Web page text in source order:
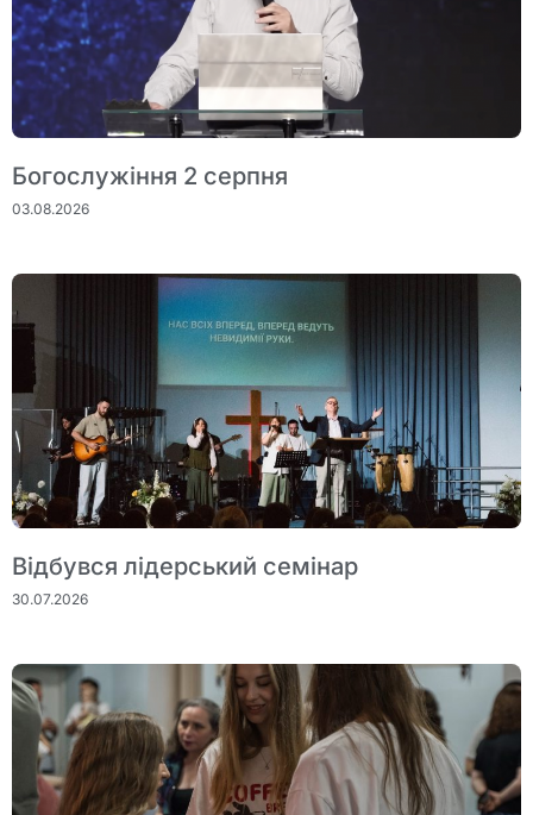
Богослужіння 2 серпня
03.08.2026
Відбувся лідерський семінар
30.07.2026